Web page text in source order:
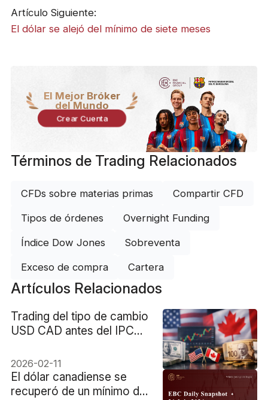
Artículo Siguiente:
El dólar se alejó del mínimo de siete meses
El Mejor Bróker
del Mundo
Crear Cuenta
Términos de Trading Relacionados
CFDs sobre materias primas Compartir CFD
Tipos de órdenes Overnight Funding
Índice Dow Jones Sobreventa
Exceso de compra Cartera
Artículos Relacionados
Trading del tipo de cambio
USD CAD antes del IPC
2026-02-11
El dólar canadiense se
recuperó de un mínimo de